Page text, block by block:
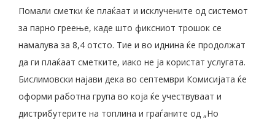
Помали сметки ќе плаќаат и исклучените од системот
за парно греење, каде што фиксниот трошок се
намалува за 8,4 отсто. Тие и во иднина ќе продолжат
да ги плаќаат сметките, иако не ја користат услугата.
Бислимовски најави дека во септември Комисијата ќе
оформи работна група во која ќе учествуваат и
дистрибутерите на топлина и граѓаните од „Но